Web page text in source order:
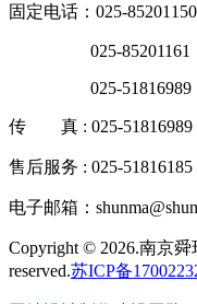
固定电话：025-85201150
025-85201161
025-51816989
传 真 : 025-51816989
售后服务 : 025-51816185
电子邮箱：
Copyright © 2026.南京
reserved.苏ICP备